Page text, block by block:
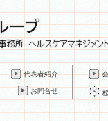
代表者紹介
お問合せ